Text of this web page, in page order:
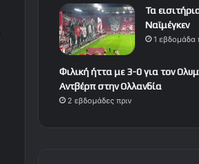
Τα
Ναϊμέγκεν
1 εβδομάδα
Φιλική ήττα με 3-0 για τον
Αντβέρπ στην Ολλανδία
2 εβδομάδες πριν